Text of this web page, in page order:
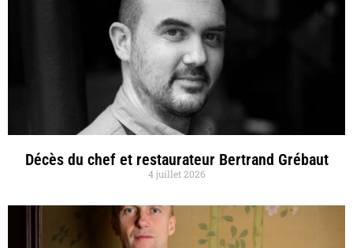
Décès du chef et restaurateur Bertrand Grébaut
4 juillet 2026